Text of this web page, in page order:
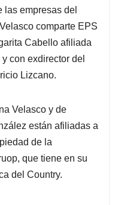
las empresas del
comparte EPS
Cabello afiliada
con exdirector del
Lizcano.
Velasco y de
están afiliadas a
de la
que tiene en su
del Country.